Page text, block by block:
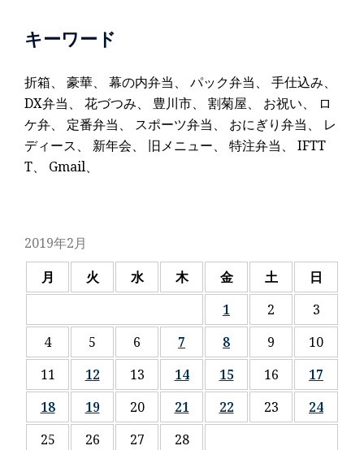
キーワード
折箱、 豪華、 幕の内弁当、 パック弁当、 手仕込み、
DX弁当、 花づつみ、 豊川市、 割菊屋、 お祝い、
ロ
ケ弁、 定番弁当、 スポーツ弁当、 おにぎり弁当、 レ
ディース、 新年会、 旧メニュー、 特注弁当、 IFTT
T、 Gmail、
2019年2月
月
火 水 木 金 土
日
1
2
3
4
5 6 7 8 9
10
11
12 13 14 15 16
17
18
19 20 21 22 23
24
25
26 27
28